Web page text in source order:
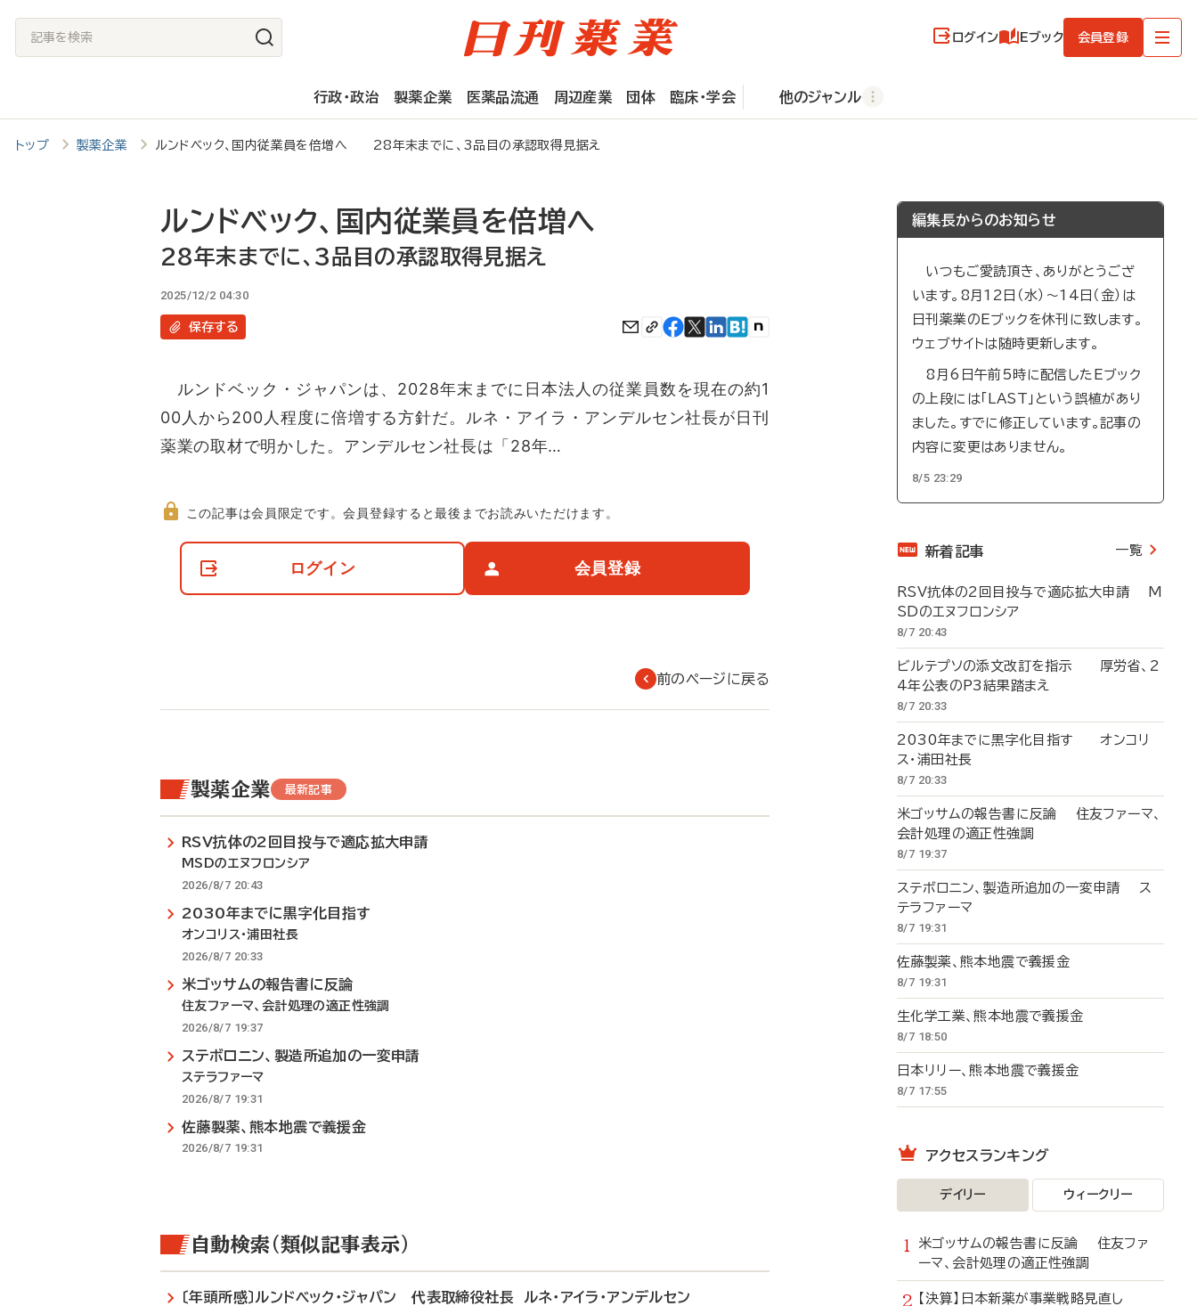
記
事
検
索
ログイン Eブック 会員登録
行政・政治 製薬企業 医薬品流通 周辺産業 団体 臨床・学会 他のジャンル
トップ 製薬企業 ルンドベック、国内従業員を倍増へ 28年末までに、3品目の承認取得見据え
ルンドベック、国内従業員を倍増へ
28年末までに、3品目の承認取得見据え
2025/12/2 04:30
保存する
ルンドベック・ジャパンは、2028年末までに日本法人の従業員数を現在の約1
00人から200人程度に倍増する方針だ。ルネ・アイラ・アンデルセン社長が日刊
薬業の取材で明かした。アンデルセン社長は「28年…
て
この記事は会員限定です。会員登録すると最後までお読みいただけます。
ログイン 会員登録
前のページに戻る
製薬企業 最新記事
RSV抗体の2回目投与で適応拡大申請
MSDのエヌフロンシア
2026/8/7 20:43
2030年までに黒字化目指す
オンコリス・浦田社長
2026/8/7 20:33
米ゴッサムの報告書に反論
住友ファーマ、会計処理の適正性強調
2026/8/7 19:37
ステボロニン、製造所追加の一変申請
ステラファーマ
2026/8/7 19:31
佐藤製薬、熊本地震で義援金
2026/8/7 19:31
自動検索（類似記事表示）
〔年頭所感〕ルンドベック・ジャパン 代表取締役社長 ルネ・アイラ・アンデルセン
編集長からのお知らせ
いつもご愛読頂き、ありがとうござ
います。8月12日（水）～14日（金）は
日刊薬業のEブックを休刊に致します。
ウェブサイトは随時更新します。
8月6日午前5時に配信したEブック
の上段には「LAST」という誤植があり
ました。すでに修正しています。記事の
内容に変更はありません。
8/5 23:29
新着記事 一覧
RSV抗体の2回目投与で適応拡大申請 M
SDのエヌフロンシア
8/7 20:43
ビルテプソの添文改訂を指示 厚労省、2
4年公表のP3結果踏まえ
8/7 20:33
2030年までに黒字化目指す オンコリ
ス・浦田社長
8/7 20:33
米ゴッサムの報告書に反論 住友ファーマ、
会計処理の適正性強調
8/7 19:37
ステボロニン、製造所追加の一変申請 ス
テラファーマ
8/7 19:31
佐藤製薬、熊本地震で義援金
8/7 19:31
生化学工業、熊本地震で義援金
8/7 18:50
日本リリー、熊本地震で義援金
8/7 17:55
アクセスランキング
デイリー ウィークリー
米ゴッサムの報告書に反論 住友ファ
ーマ、会計処理の適正性強調
【決算】日本新薬が事業戦略見直し